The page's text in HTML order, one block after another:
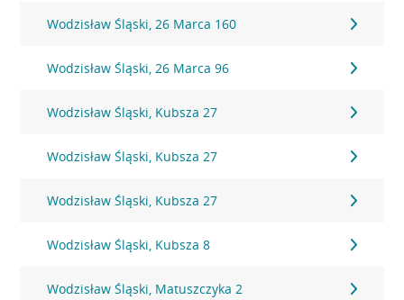
Wodzisław Śląski, 26 Marca 160
Wodzisław Śląski, 26 Marca 96
Wodzisław Śląski, Kubsza 27
Wodzisław Śląski, Kubsza 27
Wodzisław Śląski, Kubsza 27
Wodzisław Śląski, Kubsza 8
Wodzisław Śląski, Matuszczyka 2